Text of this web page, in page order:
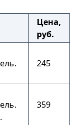
Цена,
руб.
245
359